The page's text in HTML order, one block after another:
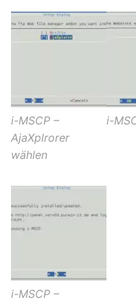
i-MSCP –
AjaXplrorer
wählen
i-
i-MSCP –